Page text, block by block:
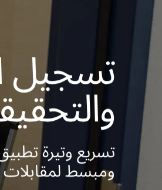
تسجيل
تسريع وتيرة
ومبسط